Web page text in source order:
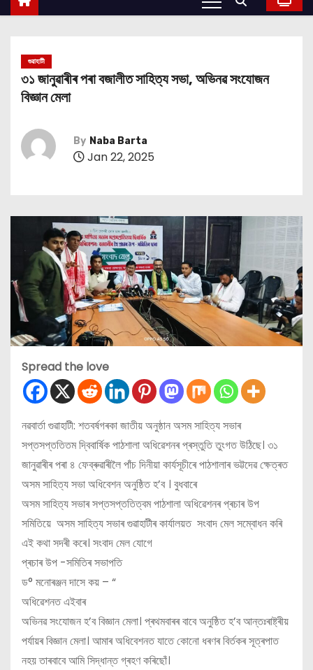
গুৱাহাটী
৩১ জানুৱাৰীৰ পৰা বজালীত সাহিত্য সভা, অভিনৱ সংযোজন
বিজ্ঞান মেলা
By Naba Barta
Jan 22, 2025
Spread the love
নৱবার্তা গুৱাহাটী: শতবর্ষগৰকা জাতীয় অনুষ্ঠান অসম সাহিত্য সভাৰ
সপ্তসপ্ততিতম দ্বিবাৰ্ষিক পাঠশালা অধিৱেশনৰ প্ৰস্তুতি তুংগত উঠিছে। ৩১
জানুৱাৰীৰ পৰা ৪ ফেব্ৰুৱাৰীলৈ পাঁচ দিনীয়া কাৰ্যসূচীৰে পাঠশালাৰ ভট্টদেৱ ক্ষেত্ৰত
অসম সাহিত্য সভা অধিবেশন অনুষ্ঠিত হ’ব । বুধবাৰে
অসম সাহিত্য সভাৰ সপ্তসপ্ততিত্বম পাঠশালা অধিৱেশনৰ প্ৰচাৰ উপ
সমিতিয়ে অসম সাহিত্য সভাৰ গুৱাহাটীৰ কাৰ্যালয়ত সংবাদ মেল সম্বোধন কৰি
এই কথা সদৰী কৰে। সংবাদ মেল যোগে
প্ৰচাৰ উপ -সমিতিৰ সভাপতি
ড° মনোৰঞ্জন দাসে কয় – “
অধিৱেশনত এইবাৰ
অভিনৱ সংযোজন হ’ব বিজ্ঞান মেলা। প্ৰথমবাৰৰ বাবে অনুষ্ঠিত হ’ব আন্তঃৰাষ্ট্ৰীয়
পৰ্যায়ৰ বিজ্ঞান মেলা। আমাৰ অধিবেশনত যাতে কোনো ধৰণৰ বিৰ্তকৰ সূত্ৰপাত
নহয় তাৰবাবে আমি সিদ্ধান্ত গ্ৰহণ কৰিছোঁ।